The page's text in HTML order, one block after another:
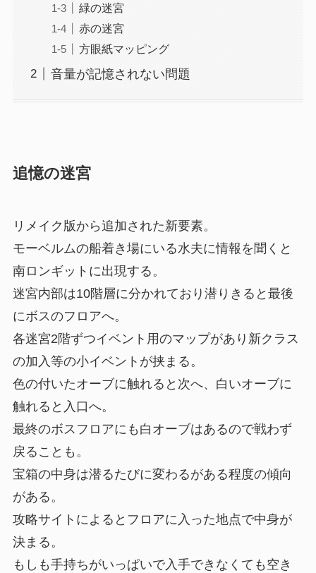
緑の迷宮
赤の迷宮
方眼紙マッピング
音量が記憶されない問題
追憶の迷宮
リメイク版から追加された新要素。
モーベルムの船着き場にいる水夫に情報を聞くと
南ロンギットに出現する。
迷宮内部は10階層に分かれており潜りきると最後
にボスのフロアへ。
各迷宮2階ずつイベント用のマップがあり新クラス
の加入等の小イベントが挟まる。
色の付いたオーブに触れると次へ、白いオーブに
触れると入口へ。
最終のボスフロアにも白オーブはあるので戦わず
戻ることも。
宝箱の中身は潜るたびに変わるがある程度の傾向
がある。
攻略サイトによるとフロアに入った地点で中身が
決まる。
もしも手持ちがいっぱいで入手できなくても空き